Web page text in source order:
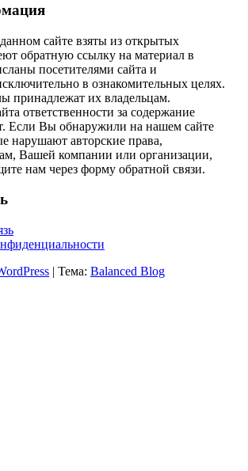
сайте взяты из открытых
обратную ссылку на материал в
посетителями сайта и
в ознакомительных целях.
принадлежат их владельцам.
ответственности за содержание
Если Вы обнаружили на нашем сайте
нарушают авторские права,
Вашей компании или организации,
нам через форму обратной связи.
| Тема: Balanced Blog